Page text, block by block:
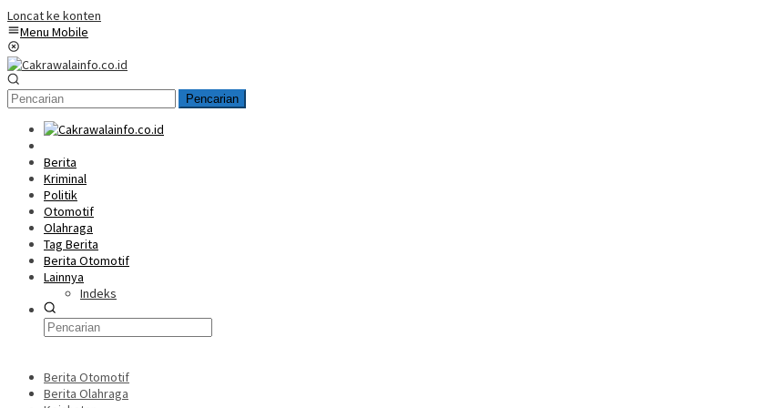
Loncat ke konten
Menu Mobile
Pencarian
Berita
Kriminal
Politik
Otomotif
Olahraga
Tag Berita
Berita Otomotif
Lainnya
Indeks
Berita Otomotif
Berita Olahraga